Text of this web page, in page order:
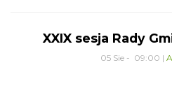
XXIX sesja Rady
05 Sie - 09:00 |